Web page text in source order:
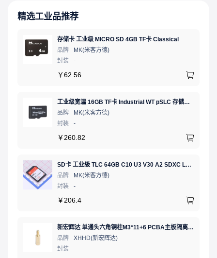
精选工业品推荐
存储卡 工业级 MICRO SD 4GB TF卡 Classical
品牌
MK(米客方德)
封装
-
￥62.56
工业级宽温 16GB TF卡 Industrial WT pSLC 存储卡 MICRO SD LDPC纠错 PE 30K 无人机、行车记录仪、安防监控适配
品牌
MK(米客方德)
封装
-
￥ 260.82
SD卡 工业级 TLC 64GB C10 U3 V30 A2 SDXC LDPC纠错 PE 3K 无人机、行车记录仪、安防监控适配
品牌
MK(米客方德)
封装
-
￥ 206.4
新宏辉达 单通头六角铜柱M3*11+6 PCBA主板隔离螺柱
品牌
XHHD(新宏辉达)
封装
-